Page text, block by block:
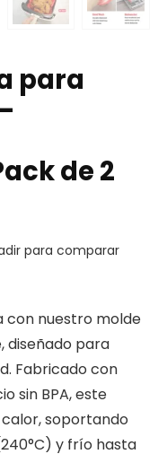
para
de 2
para comparar
con nuestro molde
diseñado para
Fabricado con
sin BPA, este
soportando
y frío hasta